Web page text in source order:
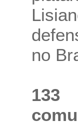
no
133